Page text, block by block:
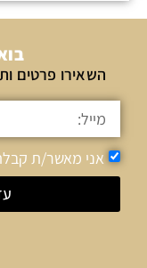
השאירו פרטים
אני מאשר/ת